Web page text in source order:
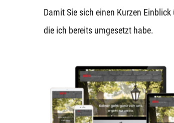
Damit Sie sich einen Kurzen
die ich bereits umgesetzt habe.